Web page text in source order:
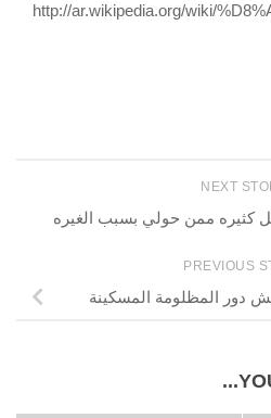
http://ar.wikipedia.org/wiki/
NEXT
ممن حولي بسبب الغيره
PREVIOUS
دور المظلومة المسكينة